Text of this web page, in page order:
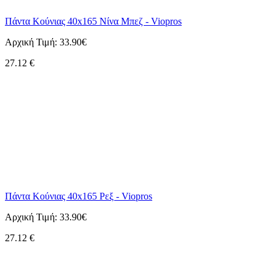
Πάντα Κούνιας 40x165 Νίνα Μπεζ - Viopros
Αρχική Τιμή: 33.90€
27.12 €
Πάντα Κούνιας 40x165 Ρεξ - Viopros
Αρχική Τιμή: 33.90€
27.12 €